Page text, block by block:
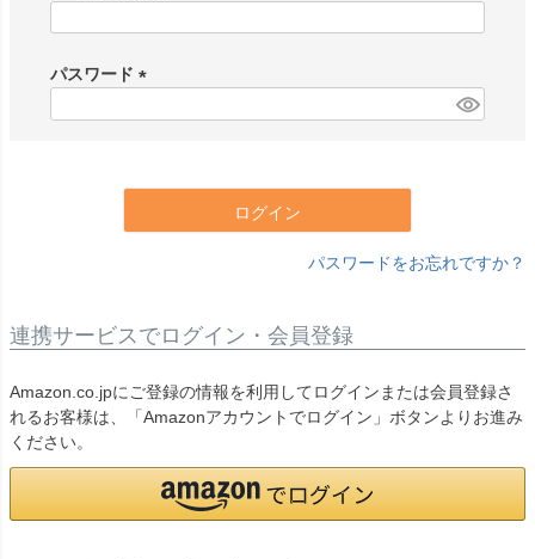
)
パスワード
ログイン
パスワードをお忘れですか？
連携サービスでログイン・会員登録
Amazon.co.jpにご登録の情報を利用してログインまたは会員登録さ
れるお客様は、「Amazonアカウントでログイン」ボタンよりお進み
ください。